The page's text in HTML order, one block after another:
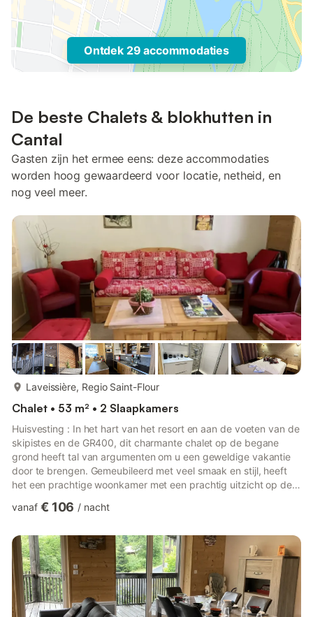
Ontdek 29 accommodaties
De beste Chalets & blokhutten in
Cantal
Gasten zijn het ermee eens: deze accommodaties
worden hoog gewaardeerd voor locatie, netheid, en
nog veel meer.
Laveissière, Regio Saint-Flour
Chalet • 53 m² • 2 Slaapkamers
Huisvesting : In het hart van het resort en aan de voeten van de
skipistes en de GR400, dit charmante chalet op de begane
grond heeft tal van argumenten om u een geweldige vakantie
door te brengen. Gemeubileerd met veel smaak en stijl, heeft
het een prachtige woonkamer met een prachtig uitzicht op de
koelkast / vriezer, filter koffiezetapparaat, broodrooster,
met douche, en een terras op het zuiden volledig uitgerust met
tuinmeubilair om te genieten van een ontspannen moment...
vanaf € 106 / nacht